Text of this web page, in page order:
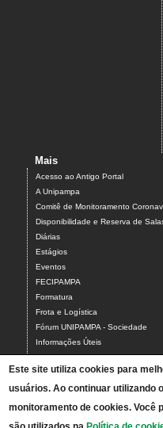
Mais
Acesso ao Antigo Portal
A Unipampa
Comitê de Monitoramento
Disponibilidade e Reserva de
Diárias
Estágios
Eventos
FECIPAMPA
Formatura
Frota e Logística
Fórum UNIPAMPA - Sociedade
Informações Úteis
LibrePampa
Planilha sala de vídeo conferência
Relatórios de Gestão
Relação de Atestados
Este site utiliza cookies para
usuários. Ao continuar utilizando
monitoramento de cookies. Você